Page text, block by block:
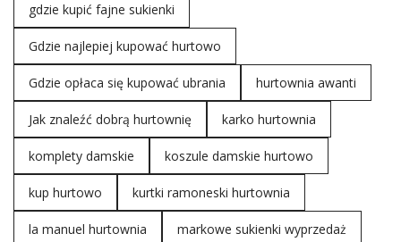
gdzie kupić fajne sukienki
Gdzie najlepiej kupować hurtowo
Gdzie opłaca się kupować ubrania hurtownia awanti
Jak znaleźć dobrą hurtownię karko hurtownia
komplety damskie koszule damskie hurtowo
kup hurtowo kurtki ramoneski hurtownia
la manuel hurtownia markowe sukienki wyprzedaż